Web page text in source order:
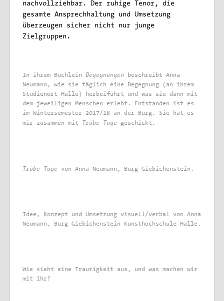
nachvollziehbar. Der ruhige Tenor, die
gesamte Ansprechhaltung und Umsetzung
überzeugen sicher nicht nur junge
Zielgruppen.
In ihrem Büchlein Begegnungen beschreibt Anna
Neumann, wie sie täglich eine Begegnung (an ihrem
Studienort Halle) herbeiführt und was sie dann mit
dem jeweiligen Menschen erlebt. Entstanden ist es
im Wintersemester 2017/18 an der Burg. Sie hat es
mir zusammen mit Trübe Tage geschickt.
Trübe Tage von Anna Neumann, Burg Giebichenstein.
Idee, Konzept und Umsetzung visuell/verbal von Anna
Neumann, Burg Giebichenstein Kunsthochschule Halle.
Wie sieht eine Traurigkeit aus, und was machen wir
mit ihr?